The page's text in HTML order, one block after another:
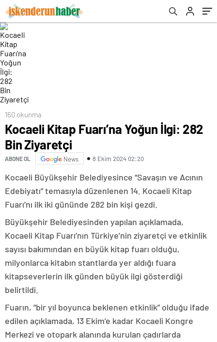
160 okunma
Kocaeli Kitap Fuarı’na Yoğun İlgi: 282
Bin Ziyaretçi
ABONE OL News 8 Ekim 2024 02:20
Kocaeli Büyükşehir Belediyesince “Savaşın ve Acının
Edebiyatı” temasıyla düzenlenen 14. Kocaeli Kitap
Fuarı’nı ilk iki gününde 282 bin kişi gezdi.
Büyükşehir Belediyesinden yapılan açıklamada,
Kocaeli Kitap Fuarı’nın Türkiye’nin ziyaretçi ve etkinlik
sayısı bakımından en büyük kitap fuarı olduğu,
milyonlarca kitabın stantlarda yer aldığı fuara
kitapseverlerin ilk günden büyük ilgi gösterdiği
belirtildi.
Fuarın, “bir yıl boyunca beklenen etkinlik” olduğu ifade
edilen açıklamada, 13 Ekim’e kadar Kocaeli Kongre
Merkezi ve otopark alanında kurulan çadırlarda